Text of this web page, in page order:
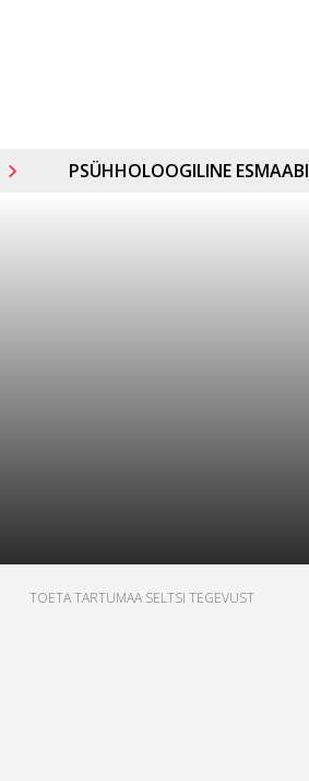
PSÜHHOLOOGILINE ESMAABI
TOETA TARTUMAA SELTSI TEGEVUST